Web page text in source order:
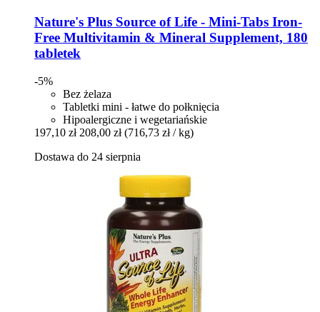
Nature's Plus Source of Life -​ Mini-​Tabs Iron-​
Free Multivitamin & Mineral Supplement, 180
tabletek
-5%
Bez żelaza
Tabletki mini - łatwe do połknięcia
Hipoalergiczne i wegetariańskie
197,10 zł 208,00 zł (716,73 zł / kg)
Dostawa do 24 sierpnia